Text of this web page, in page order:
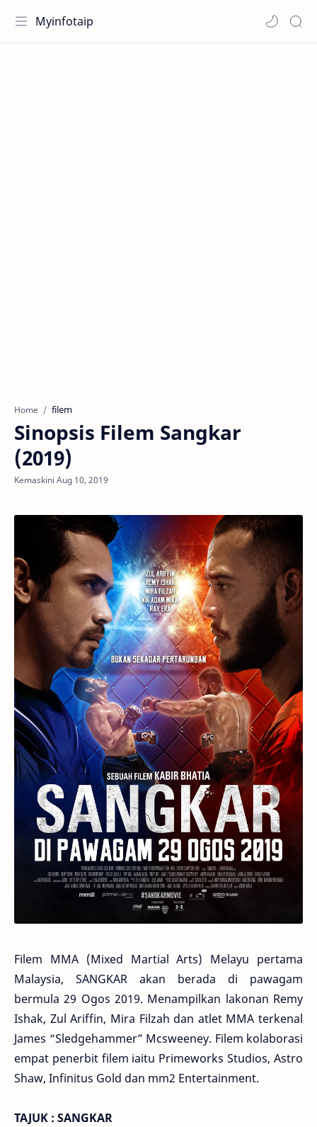
Myinfotaip
Home filem
Sinopsis Filem Sangkar
(2019)
Filem MMA (Mixed Martial Arts) Melayu pertama
Malaysia, SANGKAR akan berada di pawagam
bermula 29 Ogos 2019. Menampilkan lakonan Remy
Ishak, Zul Ariffin, Mira Filzah dan atlet MMA terkenal
James “Sledgehammer” Mcsweeney. Filem kolaborasi
empat penerbit filem iaitu Primeworks Studios, Astro
Shaw, Infinitus Gold dan mm2 Entertainment.
TAJUK : SANGKAR